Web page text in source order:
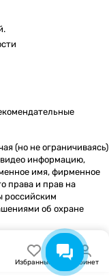
(но не ограничиваясь)
информацию,
имя, фирменное
права и прав на
российским
об охране
Избранные Кабинет